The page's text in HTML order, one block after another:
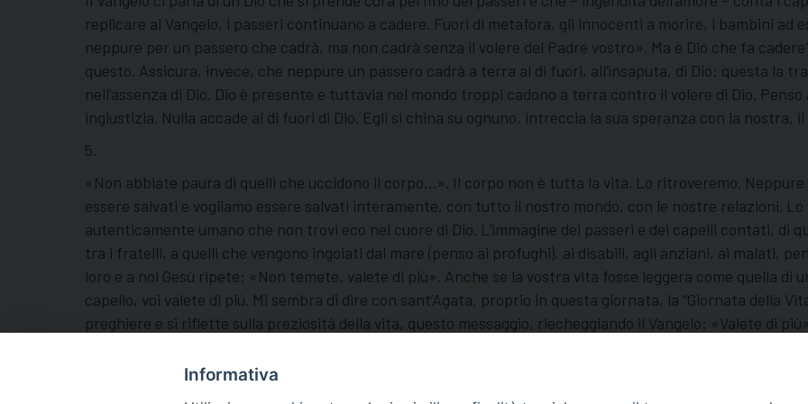
replicare al Vangelo, i passeri continuano a cadere. Fuori di metafora, gli innocenti a morire, i bambini ad
neppure per un passero che cadrà, ma non cadrà senza il volere del Padre vostro». Ma è Dio che fa
questo. Assicura, invece, che neppure un passero cadrà a terra al di fuori, all’insaputa, di Dio: questa la
nell’assenza di Dio. Dio è presente e tuttavia nel mondo troppi cadono a terra contro il volere di Dio.
ingiustizia. Nulla accade al di fuori di Dio. Egli si china su ognuno, intreccia la sua speranza con la nostra, il
5.
«Non abbiate paura di quelli che uccidono il corpo…». Il corpo non è tutta la vita. Lo ritroveremo.
essere salvati e vogliamo essere salvati interamente, con tutto il nostro mondo, con le nostre relazioni. Lo
autenticamente umano che non trovi eco nel cuore di Dio. L’immagine dei passeri e dei capelli contati,
tra i fratelli, a quelli che vengono ingoiati dal mare (penso ai profughi), ai disabili, agli anziani, ai malati,
loro e a noi Gesù ripete: «Non temete, valete di più». Anche se la vostra vita fosse leggera come quella di
capello, voi valete di più. Mi sembra di dire con sant’Agata, proprio in questa giornata, la “Giornata della
preghiere e si riflette sulla preziosità della vita, questo messaggio, riecheggiando il Vangelo: «Valete di
intreccia con la tua vita e dove tu finisci comincia Lui.
Informativa